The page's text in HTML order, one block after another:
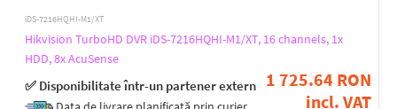
iDS-7216HQHI-M1/XT
Hikvision TurboHD DVR iDS-7216HQHI-M1/XT, 16 channels, 1x
HDD, 8x AcuSense
✅ Disponibilitate într-un partener extern
1 725.64 RON
incl. VAT